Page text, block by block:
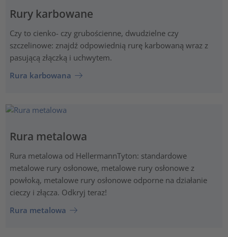
Rury karbowane
Czy to cienko- czy grubościenne, dwudzielne czy
szczelinowe: znajdź odpowiednią rurę karbowaną wraz z
pasującą złączką i uchwytem.
Rura karbowana
Rura metalowa
Rura metalowa od HellermannTyton: standardowe
metalowe rury osłonowe, metalowe rury osłonowe z
powłoką, metalowe rury osłonowe odporne na działanie
cieczy i złącza. Odkryj teraz!
Rura metalowa